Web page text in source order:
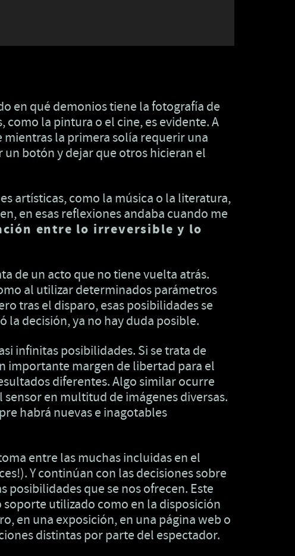
en qué demonios tiene la fotografía de
la pintura o el cine, es evidente. A
la primera solía requerir una
botón y dejar que otros hicieran el
artísticas, como la música o la literatura,
en esas reflexiones andaba cuando me
entre lo irreversible y lo
de un acto que no tiene vuelta atrás.
al utilizar determinados parámetros
tras el disparo, esas posibilidades se
la decisión, ya no hay duda posible.
infinitas posibilidades. Si se trata de
importante margen de libertad para el
diferentes. Algo similar ocurre
en multitud de imágenes diversas.
habrá nuevas e inagotables
entre las muchas incluidas en el
Y continúan con las decisiones sobre
que se nos ofrecen. Este
utilizado como en la disposición
en una exposición, en una página web o
distintas por parte del espectador.